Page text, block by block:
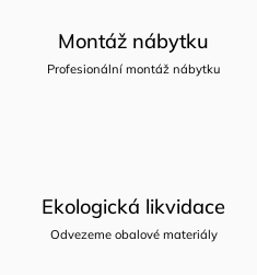
Montáž nábytku
Profesionální montáž nábytku
Ekologická likvidace
Odvezeme obalové materiály